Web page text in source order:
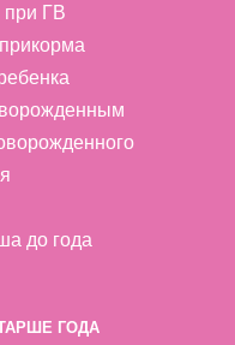
ГВ
до года
ГОДА